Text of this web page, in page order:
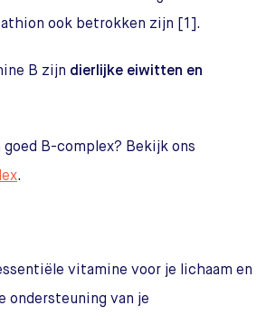
ook betrokken zijn [1].
B zijn dierlijke eiwitten en
goed B-complex? Bekijk ons
.
vitamine voor je lichaam en
ondersteuning van je